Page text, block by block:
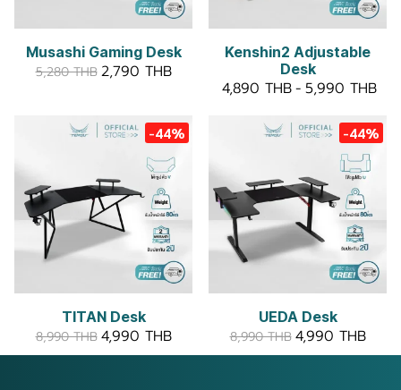
Musashi Gaming Desk
5,280 THB 2,790 THB
Kenshin2 Adjustable
Desk
4,890 THB- 5,990 THB
-44%
TITAN Desk
8,990 THB 4,990 THB
-44%
UEDA Desk
8,990 THB 4,990 THB